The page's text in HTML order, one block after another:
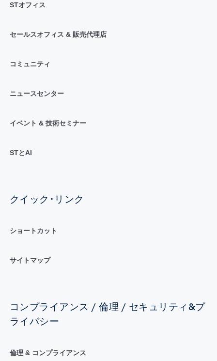
STオフィス
セールスオフィス & 販売代理店
コミュニティ
ニュースセンター
イベント & 技術セミナー
STとAI
クイック･リンク
ショートカット
サイトマップ
コンプライアンス / 倫理 / セキュリティ&プ
ライバシー
倫理 & コンプライアンス